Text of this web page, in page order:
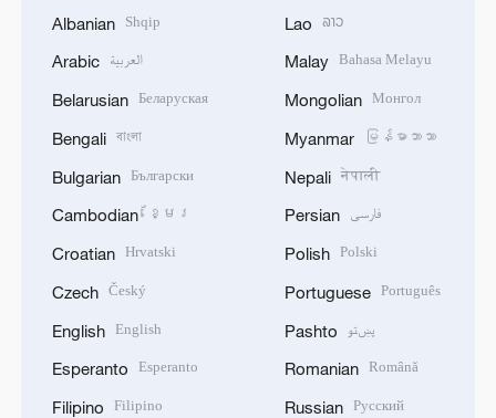
Albanian Shqip
Arabic العربية
Belarusian Беларуская
Bengali বাংলা
Bulgarian Български
Cambodian ខ្មែរ
Croatian Hrvatski
Czech Český
English English
Esperanto Esperanto
Filipino Filipino
Lao ລາວ
Malay Bahasa Melayu
Mongolian Монгол
Myanmar မြန်မာဘာသာ
Nepali नेपाली
Persian فارسی
Polish Polski
Portuguese Português
Pashto پښتو
Romanian Română
Russian Русский